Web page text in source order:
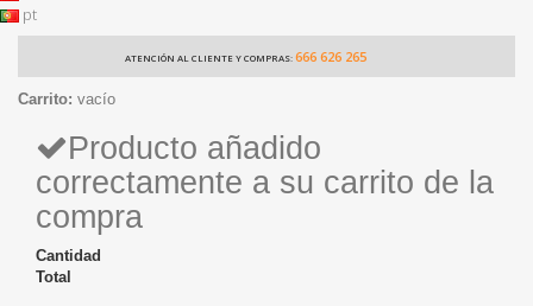
pt
ATENCIÓN AL CLIENTE Y COMPRAS: 666 626 265
Carrito: vacío
Producto añadido
correctamente a su carrito de la
compra
Cantidad
Total